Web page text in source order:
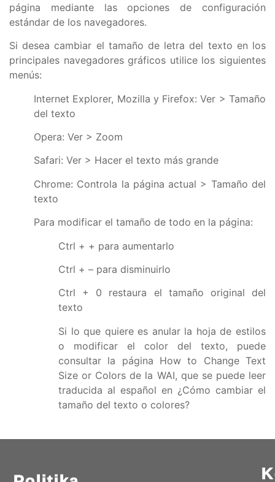
página mediante las opciones de configuración
estándar de los navegadores.
Si desea cambiar el tamaño de letra del texto en los
principales navegadores gráficos utilice los siguientes
menús:
Internet Explorer, Mozilla y Firefox: Ver > Tamaño
del texto
Opera: Ver > Zoom
Safari: Ver > Hacer el texto más grande
Chrome: Controla la página actual > Tamaño del
texto
Para modificar el tamaño de todo en la página:
Ctrl + + para aumentarlo
Ctrl + – para disminuirlo
Ctrl + 0 restaura el tamaño original del
texto
Si lo que quiere es anular la hoja de estilos
o modificar el color del texto, puede
consultar la página How to Change Text
Size or Colors de la WAI, que se puede leer
traducida al español en ¿Cómo cambiar el
tamaño del texto o colores?